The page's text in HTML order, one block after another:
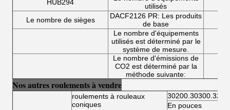
HUB294
utilisés
Le nombre de sièges
DACF2126 PR: Les produits
de base
Le nombre d'équipements
utilisés est déterminé par le
système de mesure.
Le nombre d'émissions de
CO2 est déterminé par la
méthode suivante:
Nos autres roulements à vendre
roulements à rouleaux
coniques
En pouces